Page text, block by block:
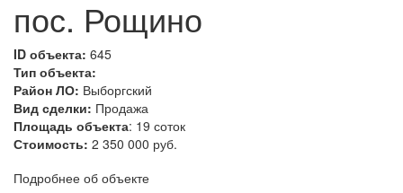
пос. Рощино
ID объекта: 645
Тип объекта:
Район ЛО: Выборгский
Вид сделки: Продажа
Площадь объекта: 19 соток
Стоимость: 2 350 000 руб.
Подробнее об объекте